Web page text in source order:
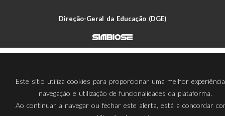
Direção-Geral da Educação (DGE)
Este sítio utiliza cookies para proporcionar uma melhor
navegação e utilização de funcionalidades da plataforma.
Ao continuar a navegar ou fechar este alerta, está a concordar